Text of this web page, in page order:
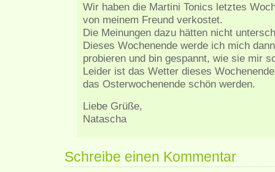
Wir haben die Martini Tonics letztes
von meinem Freund verkostet.
Die Meinungen dazu hätten nicht
Dieses Wochenende werde ich mich
probieren und bin gespannt, wie sie mir
Leider ist das Wetter dieses
das Osterwochenende schön werden.
Liebe Grüße,
Natascha
Schreibe einen Kommentar